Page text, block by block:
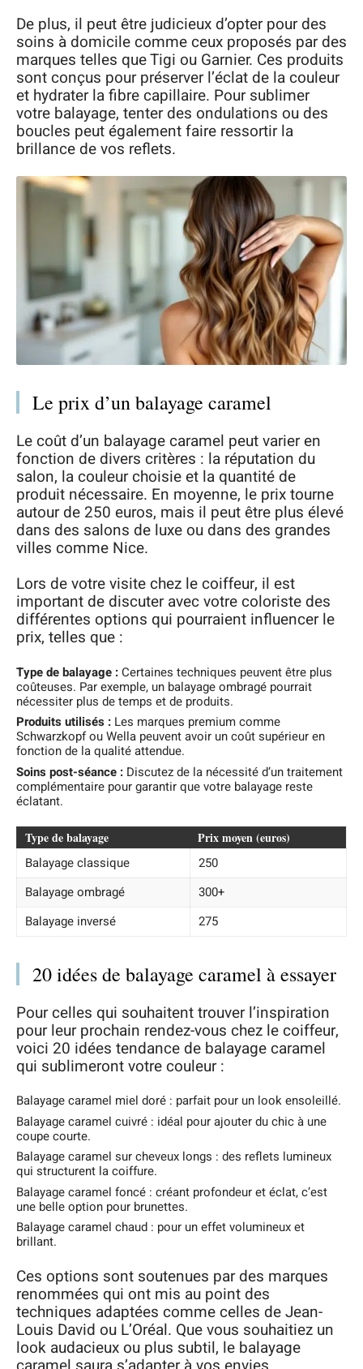
De plus, il peut être judicieux d’opter pour des
soins à domicile comme ceux proposés par des
marques telles que Tigi ou Garnier. Ces produits
sont conçus pour préserver l’éclat de la couleur
et hydrater la fibre capillaire. Pour sublimer
votre balayage, tenter des ondulations ou des
boucles peut également faire ressortir la
brillance de vos reflets.
Le prix d’un balayage caramel
Le coût d’un balayage caramel peut varier en
fonction de divers critères : la réputation du
salon, la couleur choisie et la quantité de
produit nécessaire. En moyenne, le prix tourne
autour de 250 euros, mais il peut être plus élevé
dans des salons de luxe ou dans des grandes
villes comme Nice.
Lors de votre visite chez le coiffeur, il est
important de discuter avec votre coloriste des
différentes options qui pourraient influencer le
prix, telles que :
Type de balayage :Certaines techniques peuvent être plus
coûteuses. Par exemple, un balayage ombragé pourrait
nécessiter plus de temps et de produits.
Produits utilisés : Les marques premium comme
Schwarzkopf ou Wella peuvent avoir un coût supérieur en
fonction de la qualité attendue.
Soins post-séance : Discutez de la nécessité d’un traitement
complémentaire pour garantir que votre balayage reste
éclatant.
Type de balayage Prix moyen (euros)
Balayage classique
250
Balayage ombragé
300+
Balayage inversé
275
20 idées de balayage caramel à essayer
Pour celles qui souhaitent trouver l’inspiration
pour leur prochain rendez-vous chez le coiffeur,
voici 20 idées tendance de balayage caramel
qui sublimeront votre couleur :
Balayage caramel miel doré : parfait pour un look ensoleillé.
Balayage caramel cuivré : idéal pour ajouter du chic à une
coupe courte.
Balayage caramel sur cheveux longs : des reflets lumineux
qui structurent la coiffure.
Balayage caramel foncé : créant profondeur et éclat, c’est
une belle option pour brunettes.
Balayage caramel chaud : pour un effet volumineux et
brillant.
Ces options sont soutenues par des marques
renommées qui ont mis au point des
techniques adaptées comme celles de Jean-
Louis David ou L’Oréal. Que vous souhaitiez un
look audacieux ou plus subtil, le balayage